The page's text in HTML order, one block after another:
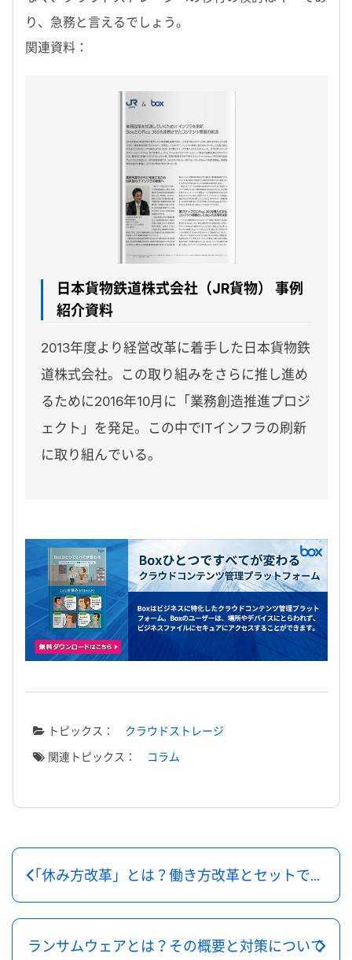
り、急務と言えるでしょう。
関連資料：
日本貨物鉄道株式会社（JR貨物） 事例
紹介資料
2013年度より経営改革に着手した日本貨物鉄
道株式会社。この取り組みをさらに推し進め
るために2016年10月に「業務創造推進プロジ
ェクト」を発足。この中でITインフラの刷新
に取り組んでいる。
トピックス：
クラウドストレージ
関連トピックス：
コラム
「休み方改革」とは？働き方改革とセットで考える
ランサムウェアとは？その概要と対策について